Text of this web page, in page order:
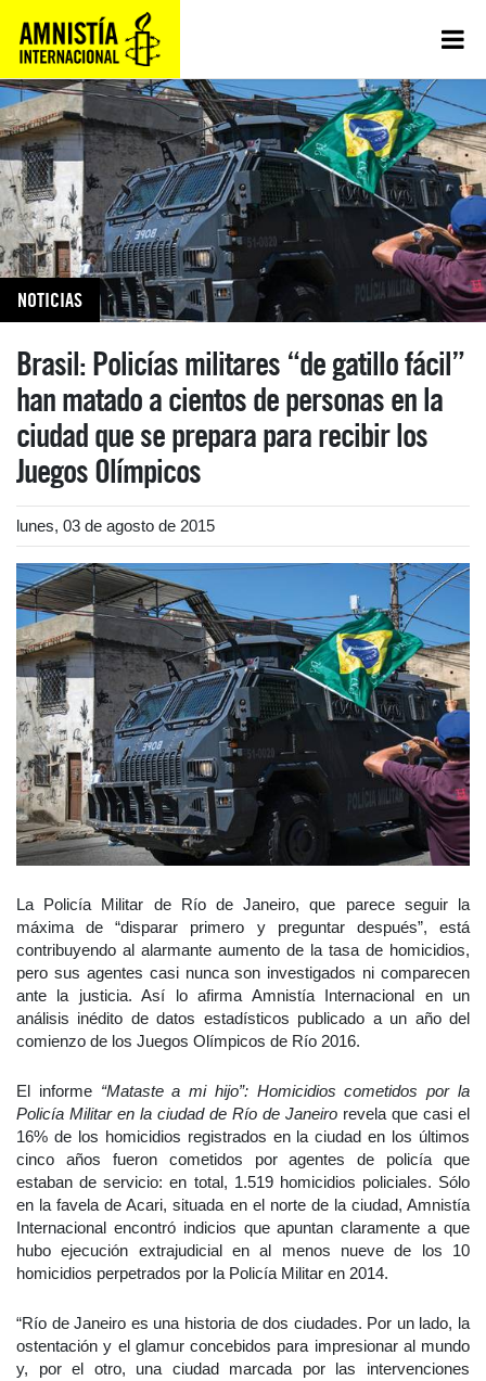
NOTICIAS
Brasil: Policías militares “de gatillo fácil”
han matado a cientos de personas en la
ciudad que se prepara para recibir los
Juegos Olímpicos
lunes, 03 de agosto de 2015
La Policía Militar de Río de Janeiro, que parece seguir la
máxima de “disparar primero y preguntar después”, está
contribuyendo al alarmante aumento de la tasa de homicidios,
pero sus agentes casi nunca son investigados ni comparecen
ante la justicia. Así lo afirma Amnistía Internacional en un
análisis inédito de datos estadísticos publicado a un año del
comienzo de los Juegos Olímpicos de Río 2016.
El informe “Mataste a mi hijo”: Homicidios cometidos por la
Policía Militar en la ciudad de Río de Janeiro revela que casi el
16% de los homicidios registrados en la ciudad en los últimos
cinco años fueron cometidos por agentes de policía que
estaban de servicio: en total, 1.519 homicidios policiales. Sólo
en la favela de Acari, situada en el norte de la ciudad, Amnistía
Internacional encontró indicios que apuntan claramente a que
hubo ejecución extrajudicial en al menos nueve de los 10
homicidios perpetrados por la Policía Militar en 2014.
“Río de Janeiro es una historia de dos ciudades. Por un lado, la
ostentación y el glamur concebidos para impresionar al mundo
y, por el otro, una ciudad marcada por las intervenciones